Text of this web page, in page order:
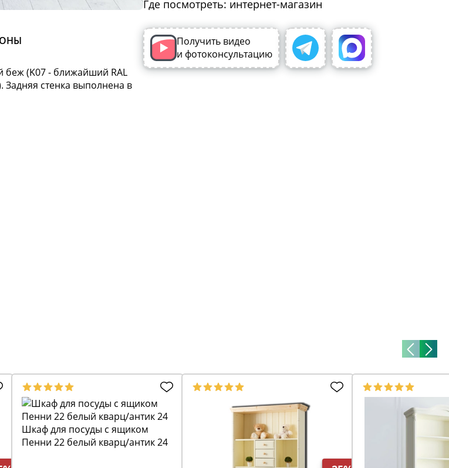
беж (K07 - ближайший RAL
Задняя стенка выполнена в
Где посмотреть: интернет-магазин
Получить видео
и фотоконсультацию
Шкаф для посуды с ящиком
Пенни 22 белый кварц/антик 24